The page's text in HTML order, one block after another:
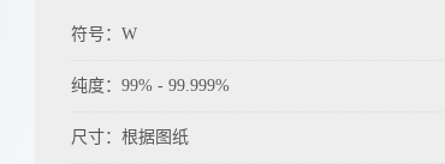
符号：W
纯度：99% - 99.999%
尺寸：根据图纸